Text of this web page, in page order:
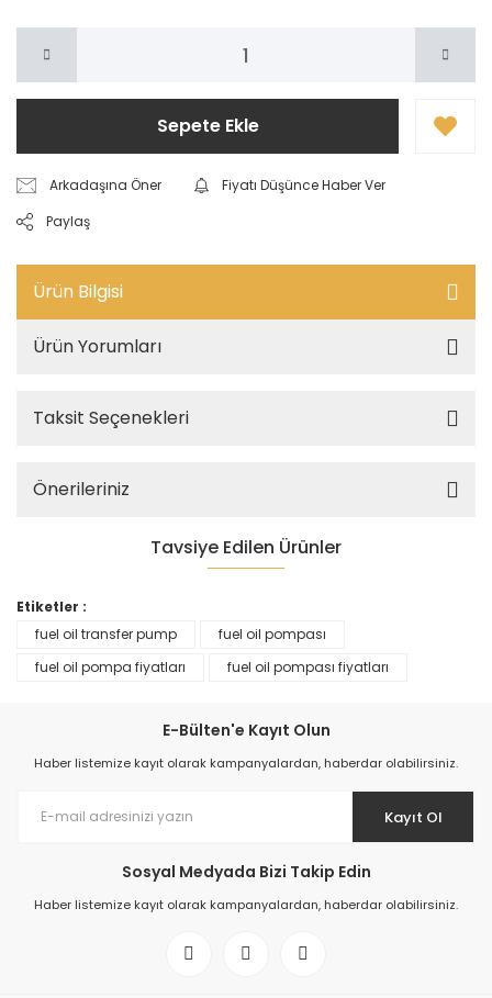
Sepete Ekle
Arkadaşına Öner
Fiyatı Düşünce Haber Ver
Paylaş
Ürün Bilgisi
Ürün Yorumları
Taksit Seçenekleri
Önerileriniz
Tavsiye Edilen Ürünler
Etiketler :
fuel oil transfer pump
fuel oil pompası
fuel oil pompa fiyatları
fuel oil pompası fiyatları
E-Bülten'e Kayıt Olun
Haber listemize kayıt olarak kampanyalardan, haberdar olabilirsiniz.
Kayıt Ol
Sosyal Medyada Bizi Takip Edin
Haber listemize kayıt olarak kampanyalardan, haberdar olabilirsiniz.